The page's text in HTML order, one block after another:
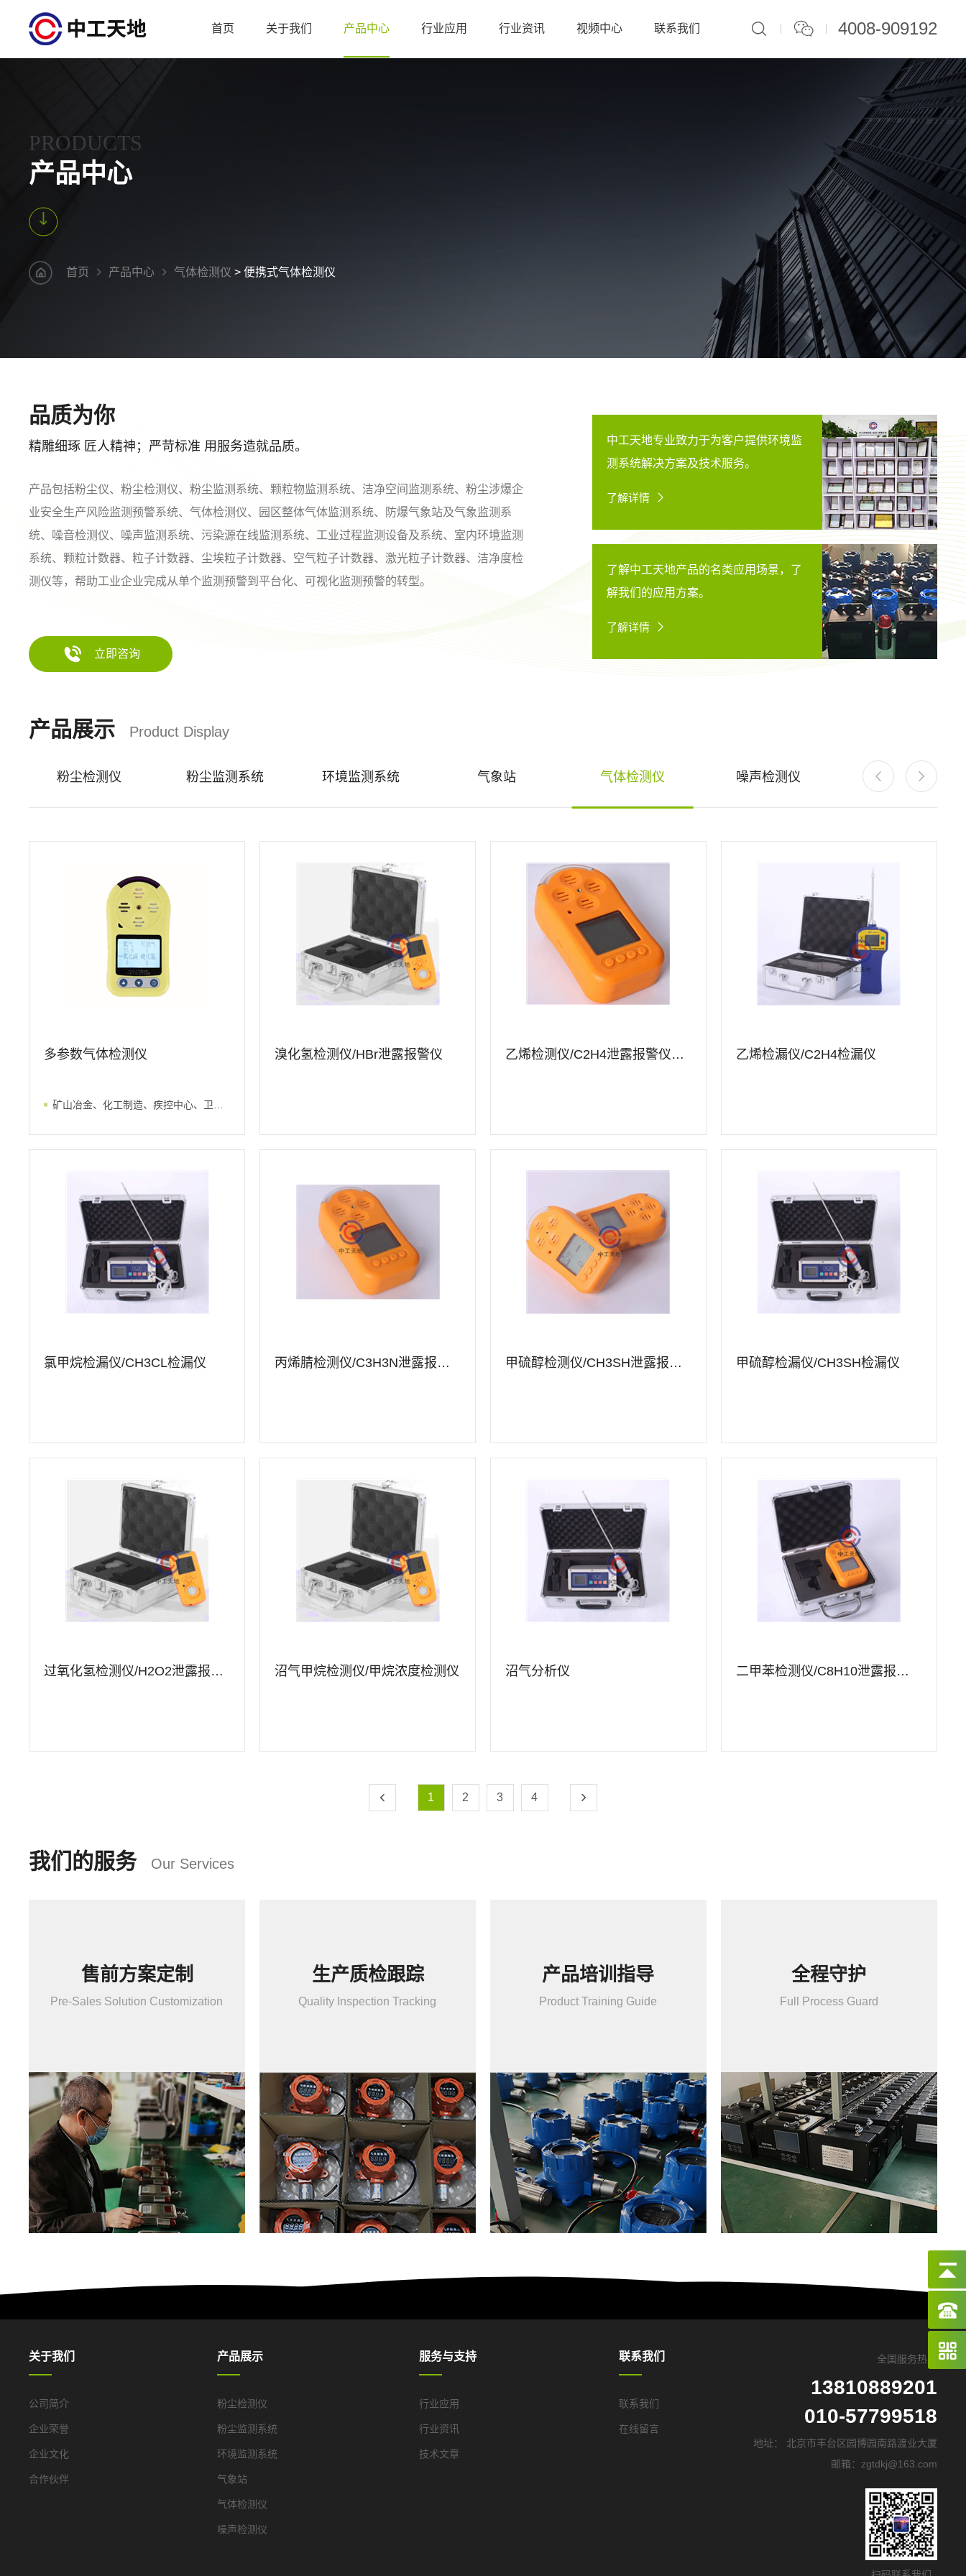
4008-909192
首页 关于我们 产品中心 行业应用 行业资讯 视频中心 联系我们
PRODUCTS
产品中心
首页 产品中心 气体检测仪 > 便携式气体检测仪
品质为你
精雕细琢 匠人精神；严苛标准 用服务造就品质。
产品包括粉尘仪、粉尘检测仪、粉尘监测系统、颗粒物监测系统、洁净空间监测系统、粉尘涉爆企
业安全生产风险监测预警系统、气体检测仪、园区整体气体监测系统、防爆气象站及气象监测系
统、噪音检测仪、噪声监测系统、污染源在线监测系统、工业过程监测设备及系统、室内环境监测
系统、颗粒计数器、粒子计数器、尘埃粒子计数器、空气粒子计数器、激光粒子计数器、洁净度检
测仪等，帮助工业企业完成从单个监测预警到平台化、可视化监测预警的转型。
立即咨询
中工天地专业致力于为客户提供环境监
测系统解决方案及技术服务。
了解详情
了解中工天地产品的名类应用场景，了
解我们的应用方案。
了解详情
产品展示 Product Display
粉尘检测仪 粉尘监测系统 环境监测系统 气象站 气体检测仪 噪声检测仪 消防机器人
多参数气体检测仪
矿山冶金、化工制造、疾控中心、卫生监督、安监局、环监站、在线监测、突发应急检测、科学研究、现场粉尘浓度测定、滤料性能试验等方面快速测试、排气口粉尘浓度监测、食品生产车间等。
查看详情
溴化氢检测仪/HBr泄露报警仪
查看详情
乙烯检测仪/C2H4泄露报警仪TD-B 1
查看详情
乙烯检漏仪/C2H4检漏仪
查看详情
氯甲烷检漏仪/CH3CL检漏仪
查看详情
丙烯腈检测仪/C3H3N泄露报警仪
查看详情
甲硫醇检测仪/CH3SH泄露报警仪
查看详情
甲硫醇检漏仪/CH3SH检漏仪
查看详情
过氧化氢检测仪/H2O2泄露报警仪
查看详情
沼气甲烷检测仪/甲烷浓度检测仪
查看详情
沼气分析仪
查看详情
二甲苯检测仪/C8H10泄露报警仪
查看详情
1 2 3 4
我们的服务 Our Services
售前方案定制
Pre-Sales Solution Customization
生产质检跟踪
Quality Inspection Tracking
产品培训指导
Product Training Guide
全程守护
Full Process Guard
关于我们
公司简介
企业荣誉
企业文化
合作伙伴
产品展示
粉尘检测仪
粉尘监测系统
环境监测系统
气象站
气体检测仪
噪声检测仪
服务与支持
行业应用
行业资讯
技术文章
联系我们
联系我们
在线留言
全国服务热线
13810889201
010-57799518
地址： 北京市丰台区园博园南路渡业大厦
邮箱：zgtdkj@163.com